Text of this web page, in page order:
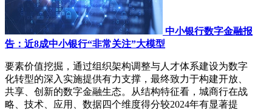
中小银行数字金融报
告：近8成中小银行“非常关注”大模型
要素价值挖掘，通过组织架构调整与人才体系建设为数字
化转型的深入实施提供有力支撑，最终致力于构建开放、
共享、创新的数字金融生态。从结构特征看，城商行在战
略、技术、应用、数据四个维度得分较2024年有显著提